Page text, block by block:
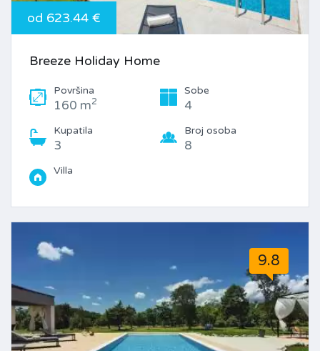
od 623.44 €
Breeze Holiday Home
Površina
160 m2
Sobe
4
Kupatila
3
Broj osoba
8
Villa
9.8